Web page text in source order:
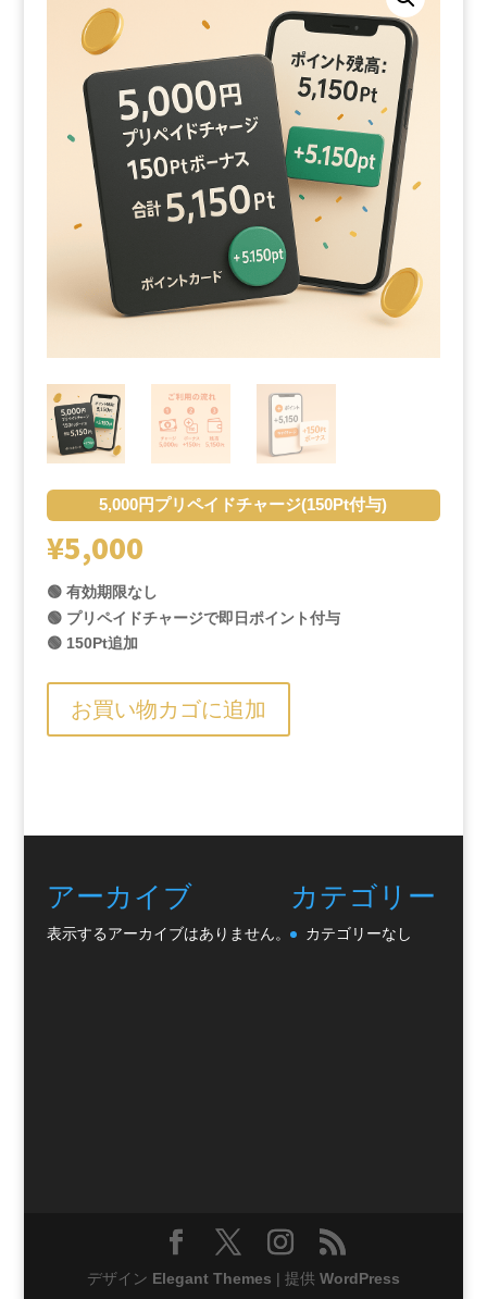
5,000円プリペイドチャージ(150Pt付与)
¥5,000
🟢 有効期限なし
🟢 プリペイドチャージで即日ポイント付与
🟢 150Pt追加
お買い物カゴに追加
アーカイブ
表示するアーカイブはありません。
カテゴリー
カテゴリーなし
デザイン Elegant Themes | 提供 WordPress